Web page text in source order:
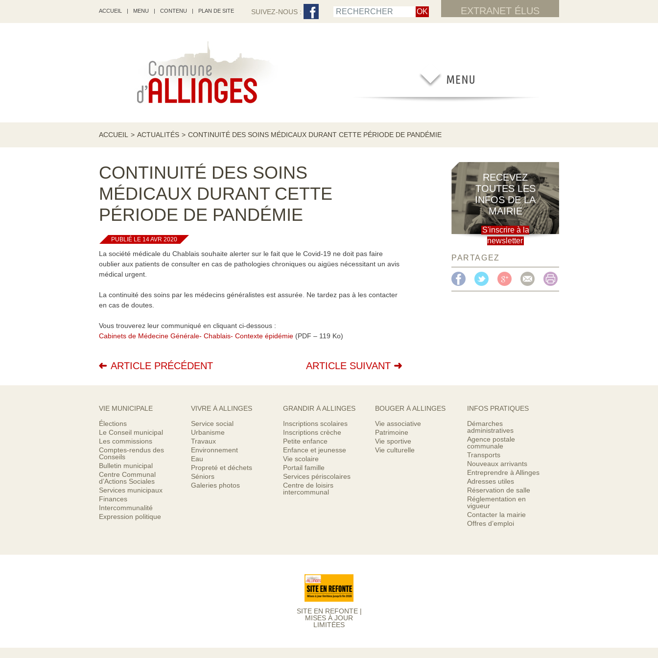
ACCUEIL | MENU | CONTENU | PLAN DE SITE EXTRANET ÉLUS
SUIVEZ-NOUS :
ACCUEIL > ACTUALITÉS > CONTINUITÉ DES SOINS MÉDICAUX DURANT CETTE PÉRIODE DE PANDÉMIE
CONTINUITÉ DES SOINS
MÉDICAUX DURANT CETTE
PÉRIODE DE PANDÉMIE
PUBLIÉ LE 14 AVR 2020
La société médicale du Chablais souhaite alerter sur le fait que le Covid-19 ne doit pas faire
oublier aux patients de consulter en cas de pathologies chroniques ou aigües nécessitant un avis
médical urgent.
La continuité des soins par les médecins généralistes est assurée. Ne tardez pas à les contacter
en cas de doutes.
Vous trouverez leur communiqué en cliquant ci-dessous :
Cabinets de Médecine Générale- Chablais- Contexte épidémie (PDF – 119 Ko)
ARTICLE PRÉCÉDENT ARTICLE SUIVANT
RECEVEZ
TOUTES LES
INFOS DE LA
MAIRIE
S'inscrire à la
newsletter
PARTAGEZ
VIE MUNICIPALE
Élections
Le Conseil municipal
Les commissions
Comptes-rendus des
Conseils
Bulletin municipal
Centre Communal
d’Actions Sociales
Services municipaux
Finances
Intercommunalité
Expression politique
VIVRE À ALLINGES
Service social
Urbanisme
Travaux
Environnement
Eau
Propreté et déchets
Séniors
Galeries photos
GRANDIR À ALLINGES
Inscriptions scolaires
Inscriptions crèche
Petite enfance
Enfance et jeunesse
Vie scolaire
Portail famille
Services périscolaires
Centre de loisirs
intercommunal
BOUGER À ALLINGES
Vie associative
Patrimoine
Vie sportive
Vie culturelle
INFOS PRATIQUES
Démarches
administratives
Agence postale
communale
Transports
Nouveaux arrivants
Entreprendre à Allinges
Adresses utiles
Réservation de salle
Réglementation en
vigueur
Contacter la mairie
Offres d’emploi
SITE EN REFONTE |
MISES À JOUR
LIMITÉES